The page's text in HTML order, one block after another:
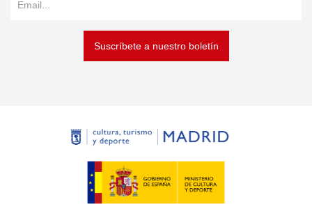
Suscríbete a nuestro boletín